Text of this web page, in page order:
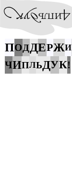
ПОДДЕРЖИ
ЧИПЛЬДУК!